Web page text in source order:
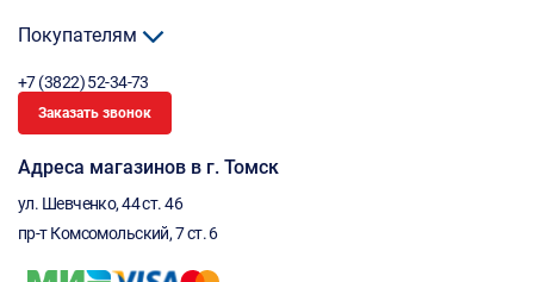
Покупателям
+7 (3822) 52-34-73
Заказать звонок
Адреса магазинов в г. Томск
ул. Шевченко, 44 ст. 46
пр-т Комсомольский, 7 ст. 6